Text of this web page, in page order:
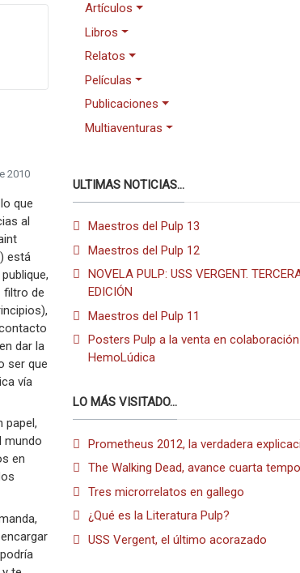
2010
que
al
está
filtro de
dar la
ser que
vía
papel,
mundo
en
Artículos
Libros
Relatos
Películas
Publicaciones
Multiaventuras
ULTIMAS NOTICIAS...
Maestros del Pulp 13
Maestros del Pulp 12
NOVELA PULP: USS VERGENT.
EDICIÓN
Maestros del Pulp 11
Posters Pulp a la venta en
HemoLúdica
LO MÁS VISITADO...
Prometheus 2012, la verdadera
The Walking Dead, avance cuarta
Tres microrrelatos en gallego
¿Qué es la Literatura Pulp?
USS Vergent, el último acorazado